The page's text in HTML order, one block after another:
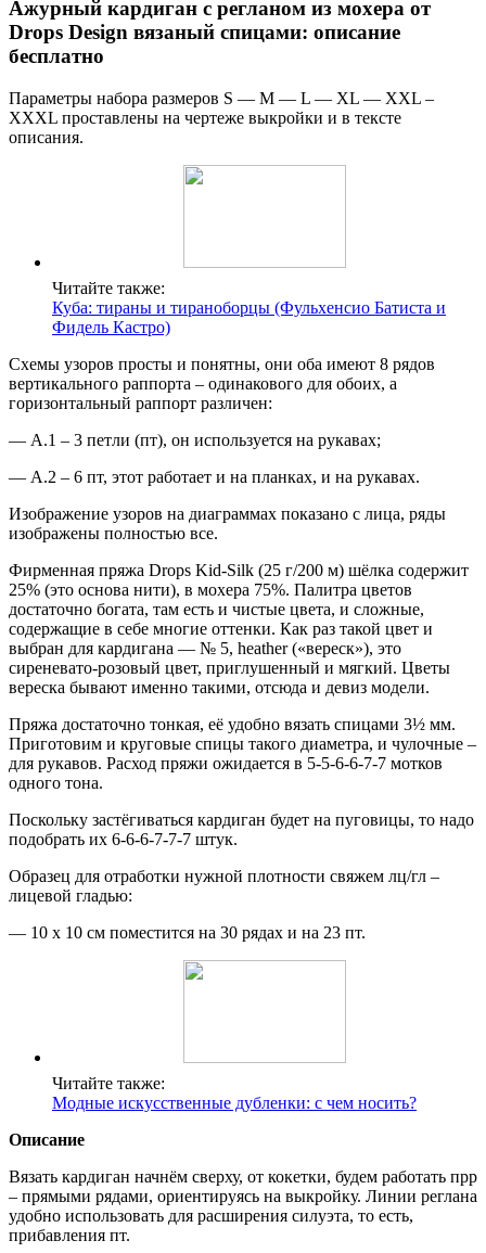
Ажурный кардиган с регланом из мохера от
Drops Design вязаный спицами: описание
бесплатно
Параметры набора размеров S — M — L — XL — XXL –
XXXL проставлены на чертеже выкройки и в тексте
описания.
Читайте также:
Куба: тираны и тираноборцы (Фульхенсио Батиста и
Фидель Кастро)
Схемы узоров просты и понятны, они оба имеют 8 рядов
вертикального раппорта – одинакового для обоих, а
горизонтальный раппорт различен:
— А.1 – 3 петли (пт), он используется на рукавах;
— А.2 – 6 пт, этот работает и на планках, и на рукавах.
Изображение узоров на диаграммах показано с лица, ряды
изображены полностью все.
Фирменная пряжа Drops Kid-Silk (25 г/200 м) шёлка содержит
25% (это основа нити), в мохера 75%. Палитра цветов
достаточно богата, там есть и чистые цвета, и сложные,
содержащие в себе многие оттенки. Как раз такой цвет и
выбран для кардигана — № 5, heather («вереск»), это
сиреневато-розовый цвет, приглушенный и мягкий. Цветы
вереска бывают именно такими, отсюда и девиз модели.
Пряжа достаточно тонкая, её удобно вязать спицами 3½ мм.
Приготовим и круговые спицы такого диаметра, и чулочные –
для рукавов. Расход пряжи ожидается в 5-5-6-6-7-7 мотков
одного тона.
Поскольку застёгиваться кардиган будет на пуговицы, то надо
подобрать их 6-6-6-7-7-7 штук.
Образец для отработки нужной плотности свяжем лц/гл –
лицевой гладью:
— 10 х 10 см поместится на 30 рядах и на 23 пт.
Читайте также:
Модные искусственные дубленки: с чем носить?
Описание
Вязать кардиган начнём сверху, от кокетки, будем работать прр
– прямыми рядами, ориентируясь на выкройку. Линии реглана
удобно использовать для расширения силуэта, то есть,
прибавления пт.